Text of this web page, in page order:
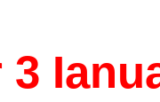
3